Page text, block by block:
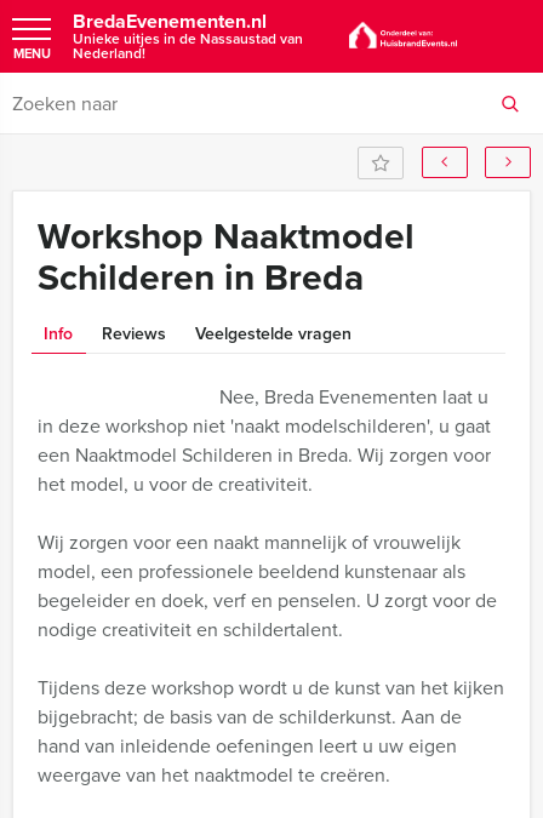
BredaEvenementen.nl
Unieke uitjes in de Nassaustad van
Nederland!
MENU
Workshop Naaktmodel
Schilderen in Breda
Info Reviews Veelgestelde vragen
Nee, Breda Evenementen laat u
in deze workshop niet 'naakt modelschilderen', u gaat
een Naaktmodel Schilderen in Breda. Wij zorgen voor
het model, u voor de creativiteit.
Wij zorgen voor een naakt mannelijk of vrouwelijk
model, een professionele beeldend kunstenaar als
begeleider en doek, verf en penselen. U zorgt voor de
nodige creativiteit en schildertalent.
Tijdens deze workshop wordt u de kunst van het kijken
bijgebracht; de basis van de schilderkunst. Aan de
hand van inleidende oefeningen leert u uw eigen
weergave van het naaktmodel te creëren.